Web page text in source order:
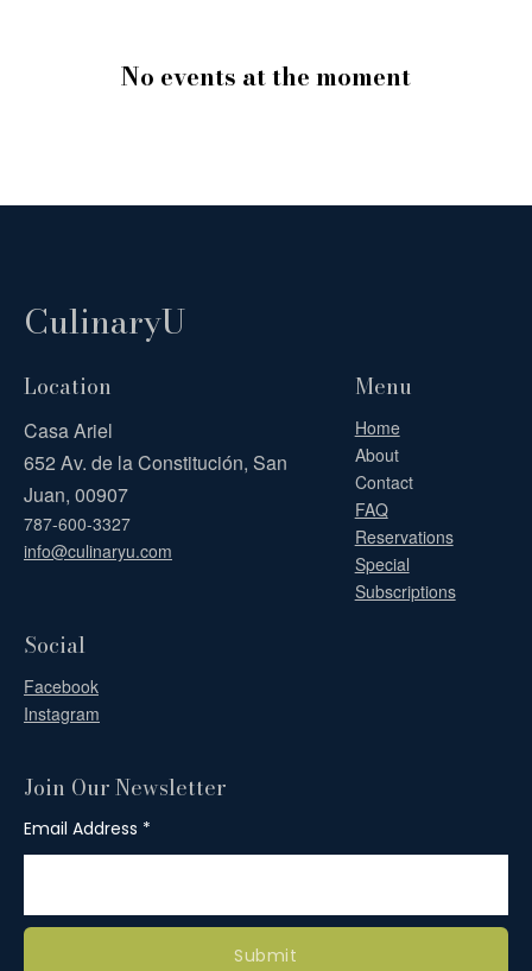
No events at the moment
CulinaryU
Casa Ariel
652 Av. de la Constitución, San
Juan, 00907
787-600-3327
info@culinaryu.com
Location
Home
About
Contact
FAQ
Reservations
Special
Subscriptions
Menu
Facebook
Instagram
Social
Join Our Newsletter
Email Address
Submit